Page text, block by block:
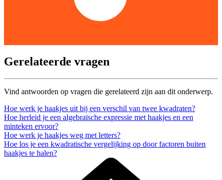
Gerelateerde vragen
Vind antwoorden op vragen die gerelateerd zijn aan dit onderwerp.
Hoe werk je haakjes uit bij een verschil van twee kwadraten?
Hoe herleid je een algebraïsche expressie met haakjes en een
minteken ervoor?
Hoe werk je haakjes weg met letters?
Hoe los je een kwadratische vergelijking op door factoren buiten
haakjes te halen?